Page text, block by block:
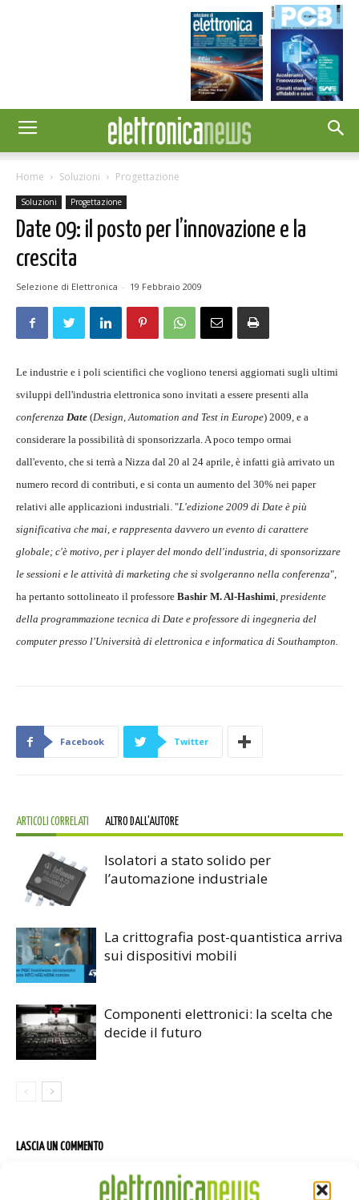
Home Soluzioni Progettazione
Soluzioni Progettazione
Date 09: il posto per l’innovazione e la
crescita
Selezione di Elettronica - 19 Febbraio 2009
Le industrie e i poli scientifici che vogliono tenersi aggiornati sugli ultimi
sviluppi dell'industria elettronica sono invitati a essere presenti alla
conferenza Date (Design, Automation and Test in Europe) 2009, e a
considerare la possibilità di sponsorizzarla. A poco tempo ormai
dall'evento, che si terrà a Nizza dal 20 al 24 aprile, è infatti già arrivato un
numero record di contributi, e si conta un aumento del 30% nei paper
relativi alle applicazioni industriali. "L'edizione 2009 di Date è più
significativa che mai, e rappresenta davvero un evento di carattere
globale; c'è motivo, per i player del mondo dell'industria, di sponsorizzare
le sessioni e le attività di marketing che si svolgeranno nella conferenza",
ha pertanto sottolineato il professore Bashir M. Al-Hashimi, presidente
della programmazione tecnica di Date e professore di ingegneria del
computer presso l'Università di elettronica e informatica di Southampton.
Facebook Twitter
ARTICOLI CORRELATI ALTRO DALL'AUTORE
Isolatori a stato solido per
l’automazione industriale
La crittografia post-quantistica arriva
sui dispositivi mobili
Componenti elettronici: la scelta che
decide il futuro
LASCIA UN COMMENTO